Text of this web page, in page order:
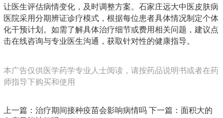
让医生评估病情变化，及时调整方案。石家庄远大中医皮肤病
医院采用分期辨证诊疗模式，根据每位患者具体情况制定个体
化干预计划。如需了解具体治疗细节或费用相关问题，建议点
击在线咨询与专业医生沟通，获取针对性的健康指导。
本广告仅供医学药学专业人士阅读，请按药品说明书或者在药
师指导下购买和使用
上一篇： 治疗期间接种疫苗会影响病情吗 下一篇： 面积大的